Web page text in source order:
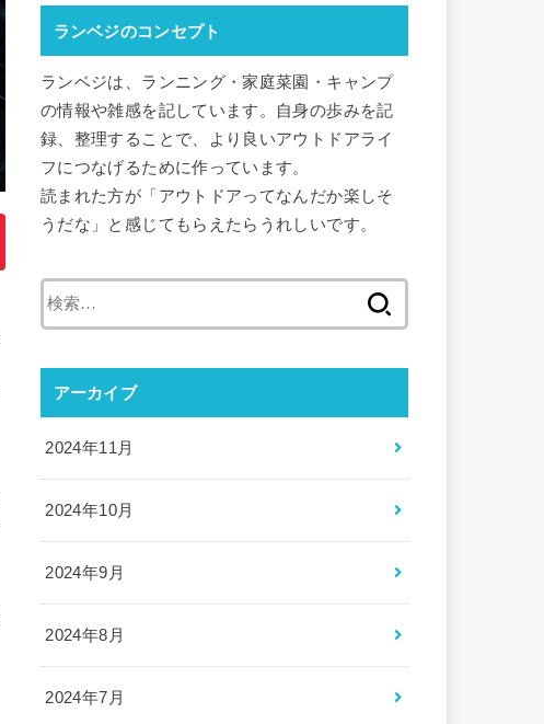
ランベジのコンセプト
ランベジは、ランニング・家庭菜園・キャンプ
の情報や雑感を記しています。自身の歩みを記
録、整理することで、より良いアウトドアライ
フにつなげるために作っています。
読まれた方が「アウトドアってなんだか楽しそ
うだな」と感じてもらえたらうれしいです。
アーカイブ
2024年11月
2024年10月
2024年9月
2024年8月
2024年7月